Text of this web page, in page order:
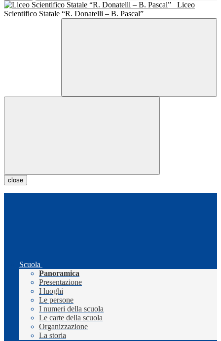
Liceo
Scientifico Statale “R. Donatelli – B. Pascal”
close
Scuola
Panoramica
Presentazione
I luoghi
Le persone
I numeri della scuola
Le carte della scuola
Organizzazione
La storia